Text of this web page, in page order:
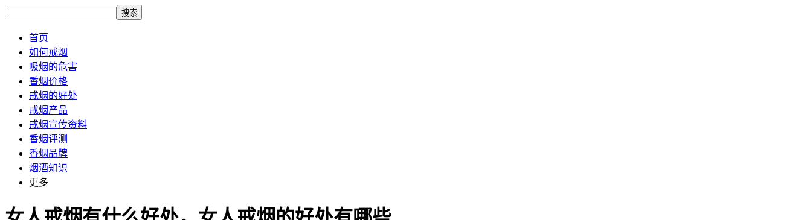
搜索
首页
如何戒烟
吸烟的危害
香烟价格
戒烟的好处
戒烟产品
戒烟宣传资料
香烟评测
香烟品牌
烟酒知识
更多